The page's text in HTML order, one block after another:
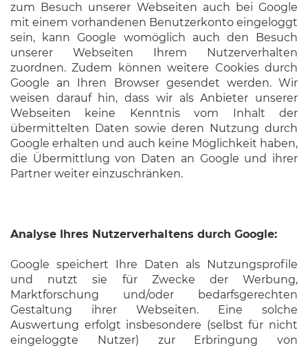
zum Besuch unserer Webseiten auch bei Google
mit einem vorhandenen Benutzerkonto eingeloggt
sein, kann Google womöglich auch den Besuch
unserer Webseiten Ihrem Nutzerverhalten
zuordnen. Zudem können weitere Cookies durch
Google an Ihren Browser gesendet werden. Wir
weisen darauf hin, dass wir als Anbieter unserer
Webseiten keine Kenntnis vom Inhalt der
übermittelten Daten sowie deren Nutzung durch
Google erhalten und auch keine Möglichkeit haben,
die Übermittlung von Daten an Google und ihrer
Partner weiter einzuschränken.
Analyse Ihres Nutzerverhaltens durch Google:
Google speichert Ihre Daten als Nutzungsprofile
und nutzt sie für Zwecke der Werbung,
Marktforschung und/oder bedarfsgerechten
Gestaltung ihrer Webseiten. Eine solche
Auswertung erfolgt insbesondere (selbst für nicht
eingeloggte Nutzer) zur Erbringung von